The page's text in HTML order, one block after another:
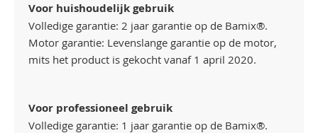
Voor huishoudelijk gebruik
Volledige garantie: 2 jaar garantie op de Bamix®.
Motor garantie: Levenslange garantie op de motor,
mits het product is gekocht vanaf 1 april 2020.
Voor professioneel gebruik
Volledige garantie: 1 jaar garantie op de Bamix®.